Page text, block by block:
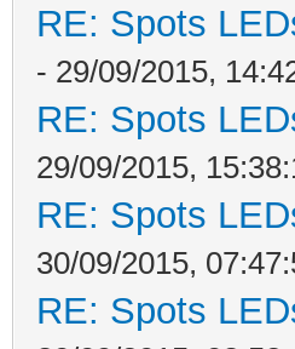
RE: Spots
- 29/09/2015,
RE: Spots
29/09/2015,
RE: Spots
30/09/2015,
RE: Spots